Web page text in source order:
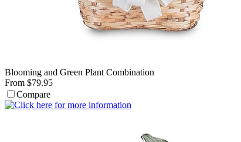
Blooming and Green Plant Combination
From $79.95
Compare